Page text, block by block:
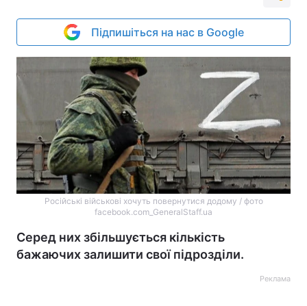
Підпишіться на нас в Google
Російські військові хочуть повернутися додому / фото
facebook.com_GeneralStaff.ua
Серед них збільшується кількість
бажаючих залишити свої підрозділи.
Реклама